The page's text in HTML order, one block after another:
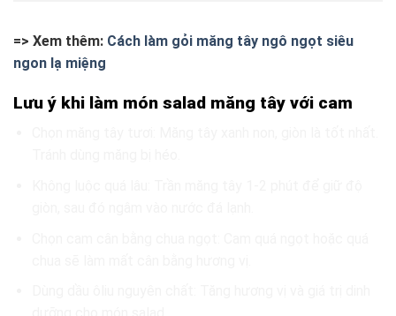
=> Xem thêm: Cách làm gỏi măng tây ngô ngọt siêu
ngon lạ miệng
Lưu ý khi làm món salad măng tây với cam